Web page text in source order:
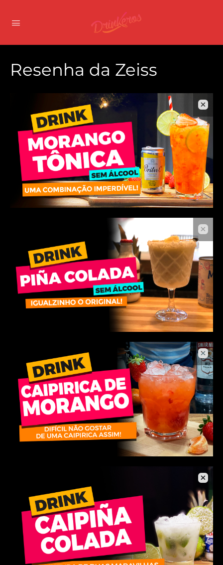
Resenha da Zeiss